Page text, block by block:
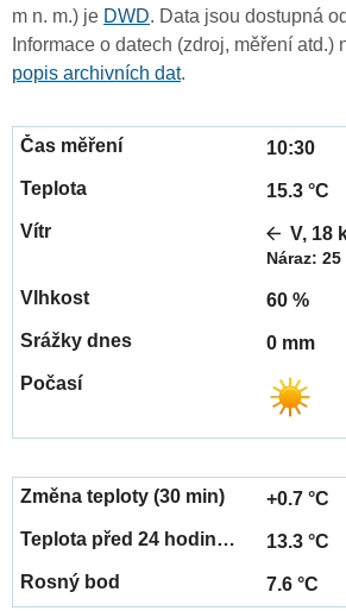
m n. m.) je DWD. Data jsou dostupná
Informace o datech (zdroj, měření atd.)
popis archivních dat.
10:30
15.3 °C
V, 18
Náraz: 25
60 %
0 mm
+0.7 °C
13.3 °C
7.6 °C